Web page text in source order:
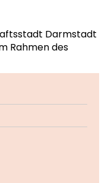
Darmstadt
Rahmen des